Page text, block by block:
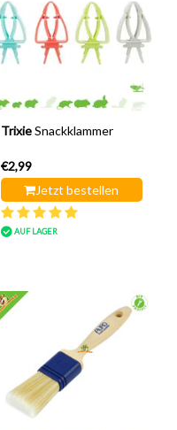
Trixie Snackklammer
€2,99
Jetzt bestellen
AUF LAGER